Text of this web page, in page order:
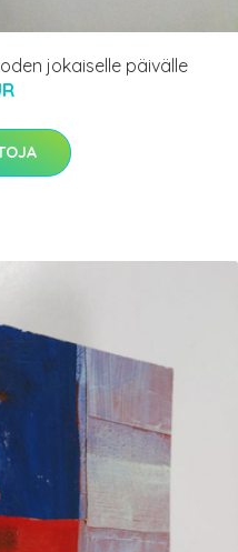
jokaiselle päivälle